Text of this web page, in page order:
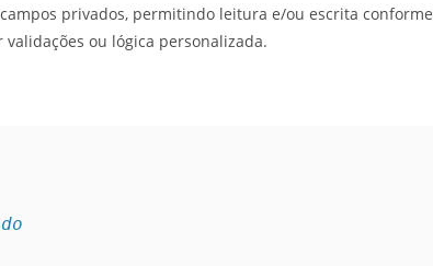
privados, permitindo leitura e/ou escrita conforme
ou lógica personalizada.